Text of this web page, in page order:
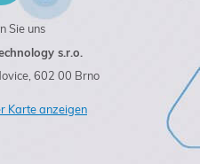
Sie uns
s.r.o.
602 00 Brno
Karte anzeigen